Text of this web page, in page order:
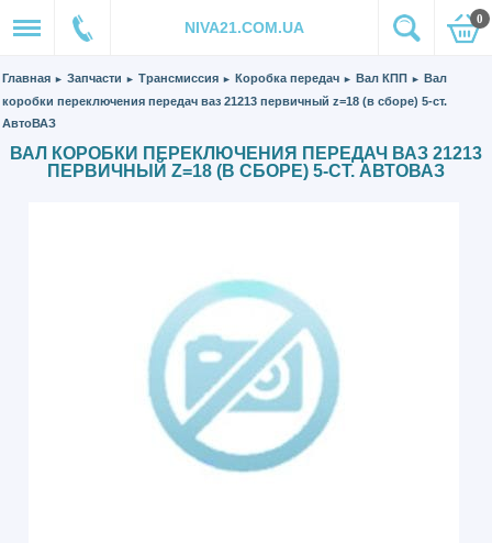
NIVA21.COM.UA 0
Главная ► Запчасти ► Трансмиссия ► Коробка передач ► Вал КПП ► Вал
коробки переключения передач ваз 21213 первичный z=18 (в сборе) 5-ст.
АвтоВАЗ
ВАЛ КОРОБКИ ПЕРЕКЛЮЧЕНИЯ ПЕРЕДАЧ ВАЗ 21213
ПЕРВИЧНЫЙ Z=18 (В СБОРЕ) 5-СТ. АВТОВАЗ